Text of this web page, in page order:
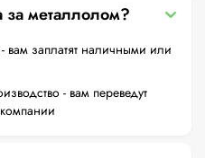
за металлолом?
вам заплатят наличными или
- вам переведут